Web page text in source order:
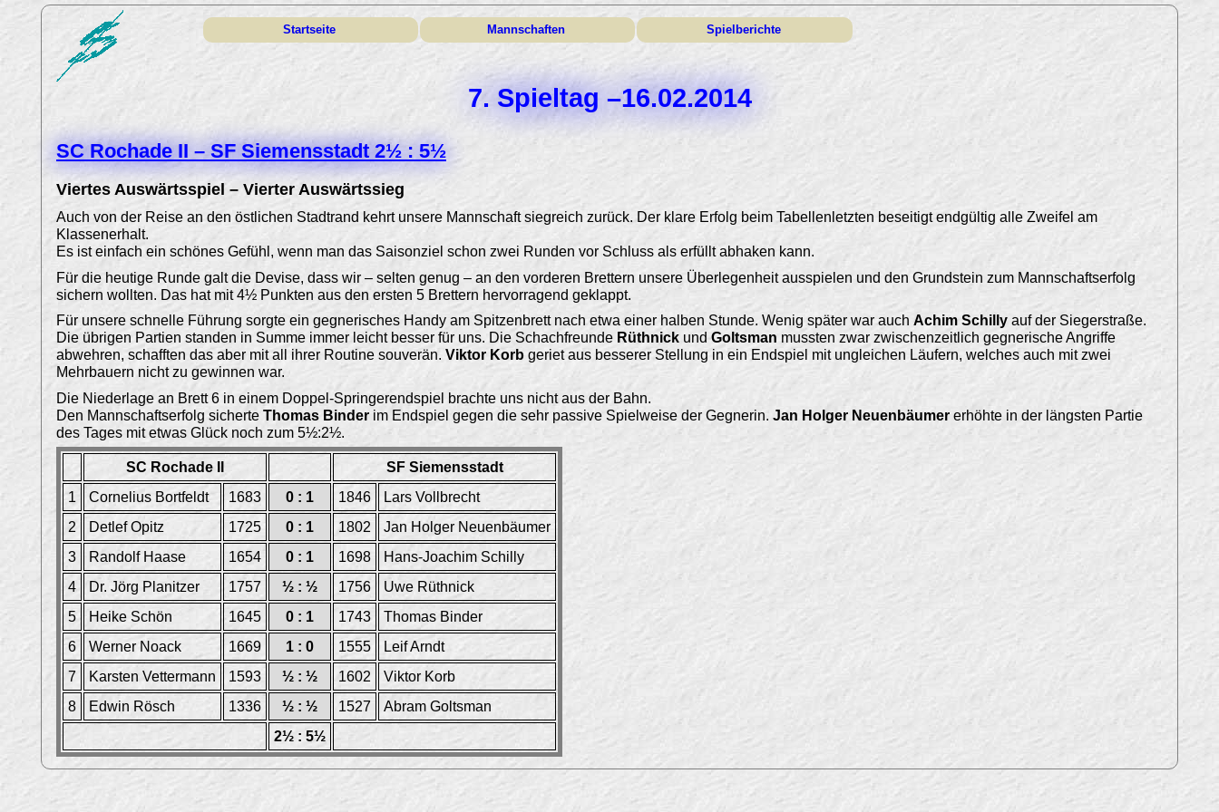
Startseite Mannschaften Spielberichte
7. Spieltag –16.02.2014
SC Rochade II – SF Siemensstadt 2½ : 5½
Viertes Auswärtsspiel – Vierter Auswärtssieg
Auch von der Reise an den östlichen Stadtrand kehrt unsere Mannschaft siegreich zurück. Der klare Erfolg beim Tabellenletzten beseitigt endgültig alle Zweifel am
Klassenerhalt.
Es ist einfach ein schönes Gefühl, wenn man das Saisonziel schon zwei Runden vor Schluss als erfüllt abhaken kann.
Für die heutige Runde galt die Devise, dass wir – selten genug – an den vorderen Brettern unsere Überlegenheit ausspielen und den Grundstein zum Mannschaftserfolg
sichern wollten. Das hat mit 4½ Punkten aus den ersten 5 Brettern hervorragend geklappt.
Für unsere schnelle Führung sorgte ein gegnerisches Handy am Spitzenbrett nach etwa einer halben Stunde. Wenig später war auch Achim Schilly auf der Siegerstraße.
Die übrigen Partien standen in Summe immer leicht besser für uns. Die Schachfreunde Rüthnick und Goltsman mussten zwar zwischenzeitlich gegnerische Angriffe
abwehren, schafften das aber mit all ihrer Routine souverän. Viktor Korb geriet aus besserer Stellung in ein Endspiel mit ungleichen Läufern, welches auch mit zwei
Mehrbauern nicht zu gewinnen war.
Die Niederlage an Brett 6 in einem Doppel-Springerendspiel brachte uns nicht aus der Bahn.
Den Mannschaftserfolg sicherte Thomas Binder im Endspiel gegen die sehr passive Spielweise der Gegnerin. Jan Holger Neuenbäumer erhöhte in der längsten Partie
des Tages mit etwas Glück noch zum 5½:2½.
SC Rochade II
SF Siemensstadt
1
Cornelius Bortfeldt 1683 0 : 1 1846
Lars Vollbrecht
2
Detlef Opitz 1725 0 : 1 1802
Jan Holger Neuenbäumer
3
Randolf Haase 1654 0 : 1 1698
Hans-Joachim Schilly
4
Dr. Jörg Planitzer 1757 ½ : ½ 1756
Uwe Rüthnick
5
Heike Schön 1645 0 : 1 1743
Thomas Binder
6
Werner Noack 1669 1 : 0 1555
Leif Arndt
7
Karsten Vettermann 1593 ½ : ½ 1602
Viktor Korb
8
Edwin Rösch 1336 ½ : ½ 1527
Abram Goltsman
2½ : 5½